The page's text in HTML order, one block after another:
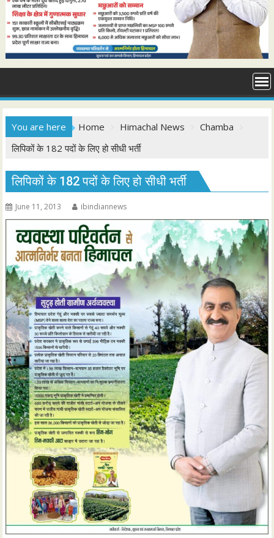
You are here Home Himachal News
Chamba
लिपिकों के 182 पदों के लिए हो सीधी भर्ती
लिपिकों के 182 पदों के लिए हो सीधी भर्ती
June 11, 2013 ibindiannews